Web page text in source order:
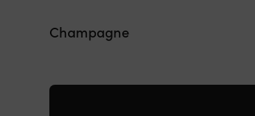
Champagne